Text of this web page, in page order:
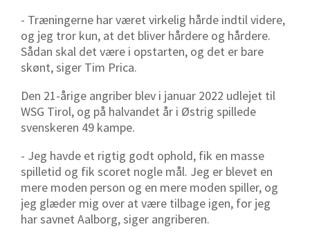
- Træningerne har været virkelig hårde indtil videre,
og jeg tror kun, at det bliver hårdere og hårdere.
Sådan skal det være i opstarten, og det er bare
skønt, siger Tim Prica.
Den 21-årige angriber blev i januar 2022 udlejet til
WSG Tirol, og på halvandet år i Østrig spillede
svenskeren 49 kampe.
- Jeg havde et rigtig godt ophold, fik en masse
spilletid og fik scoret nogle mål. Jeg er blevet en
mere moden person og en mere moden spiller, og
jeg glæder mig over at være tilbage igen, for jeg
har savnet Aalborg, siger angriberen.